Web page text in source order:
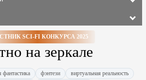
SCI-FI КОНКУРСА 2025
на зеркале
фантастика фэнтези
виртуальная реальность